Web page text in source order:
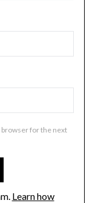
browser for the next
Learn how